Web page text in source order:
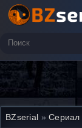
BZserial »Сериал